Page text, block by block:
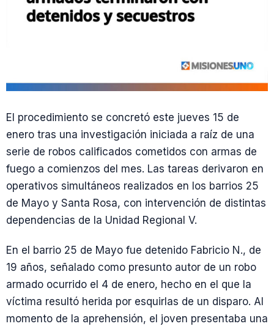
El procedimiento se concretó este jueves 15 de
enero tras una investigación iniciada a raíz de una
serie de robos calificados cometidos con armas de
fuego a comienzos del mes. Las tareas derivaron en
operativos simultáneos realizados en los barrios 25
de Mayo y Santa Rosa, con intervención de distintas
dependencias de la Unidad Regional V.
En el barrio 25 de Mayo fue detenido Fabricio N., de
19 años, señalado como presunto autor de un robo
armado ocurrido el 4 de enero, hecho en el que la
víctima resultó herida por esquirlas de un disparo. Al
momento de la aprehensión, el joven presentaba una